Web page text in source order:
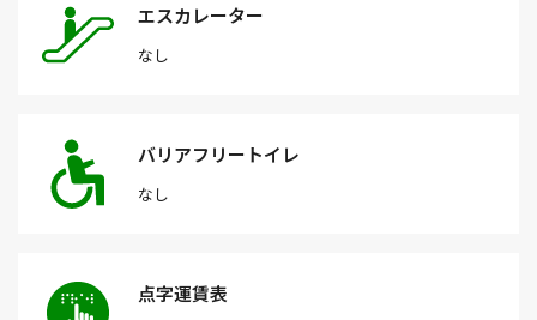
エスカレーター
なし
バリアフリートイレ
なし
点字運賃表